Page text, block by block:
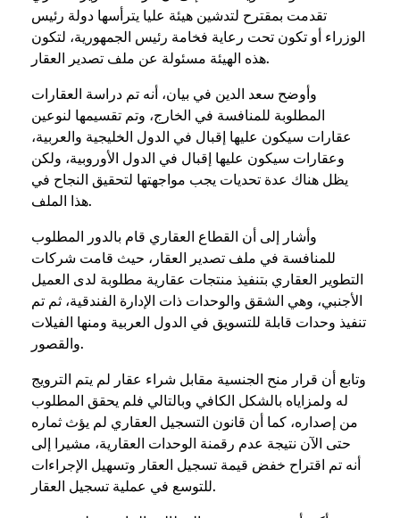
تقدمت بمقترح لتدشين هيئة عليا يترأسها دولة رئيس
الوزراء أو تكون تحت رعاية فخامة رئيس الجمهورية، لتكون
هذه الهيئة مسئولة عن ملف تصدير العقار.
وأوضح سعد الدين في بيان، أنه تم دراسة العقارات
المطلوبة للمنافسة في الخارج، وتم تقسيمها لنوعين
عقارات سيكون عليها إقبال في الدول الخليجية والعربية،
وعقارات سيكون عليها إقبال في الدول الأوروبية، ولكن
يظل هناك عدة تحديات يجب مواجهتها لتحقيق النجاح في
هذا الملف.
وأشار إلى أن القطاع العقاري قام بالدور المطلوب
للمنافسة في ملف تصدير العقار، حيث قامت شركات
التطوير العقاري بتنفيذ منتجات عقارية مطلوبة لدى العميل
الأجنبي، وهي الشقق والوحدات ذات الإدارة الفندقية، ثم تم
تنفيذ وحدات قابلة للتسويق في الدول العربية ومنها الفيلات
والقصور.
وتابع أن قرار منح الجنسية مقابل شراء عقار لم يتم الترويج
له ولمزاياه بالشكل الكافي وبالتالي فلم يحقق المطلوب
من إصداره، كما أن قانون التسجيل العقاري لم يؤث ثماره
حتى الآن نتيجة عدم رقمنة الوحدات العقارية، مشيرا إلى
أنه تم اقتراح خفض قيمة تسجيل العقار وتسهيل الإجراءات
للتوسع في عملية تسجيل العقار.